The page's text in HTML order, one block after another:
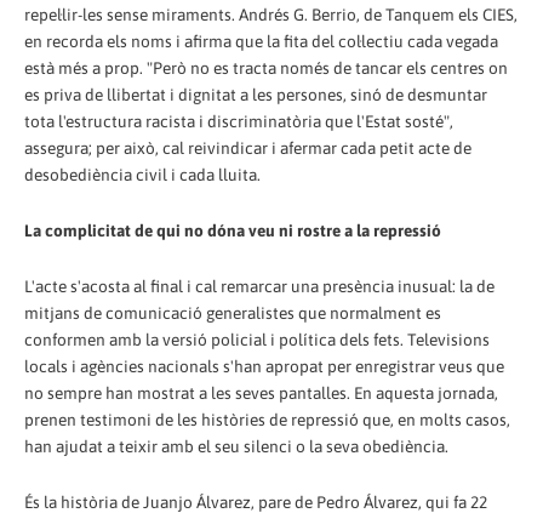
repel·lir-les sense miraments. Andrés G. Berrio, de Tanquem els CIES,
en recorda els noms i afirma que la fita del col·lectiu cada vegada
està més a prop. "Però no es tracta només de tancar els centres on
es priva de llibertat i dignitat a les persones, sinó de desmuntar
tota l'estructura racista i discriminatòria que l'Estat sosté",
assegura; per això, cal reivindicar i afermar cada petit acte de
desobediència civil i cada lluita.
La complicitat de qui no dóna veu ni rostre a la repressió
L'acte s'acosta al final i cal remarcar una presència inusual: la de
mitjans de comunicació generalistes que normalment es
conformen amb la versió policial i política dels fets. Televisions
locals i agències nacionals s'han apropat per enregistrar veus que
no sempre han mostrat a les seves pantalles. En aquesta jornada,
prenen testimoni de les històries de repressió que, en molts casos,
han ajudat a teixir amb el seu silenci o la seva obediència.
És la història de Juanjo Álvarez, pare de Pedro Álvarez, qui fa 22